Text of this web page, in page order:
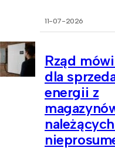
11-07-2026
Rząd
dla
energii z